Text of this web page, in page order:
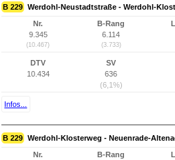
B 229 Werdohl-Neustadtstraße - Werdohl-
Nr.
9.345
(10.467)
B-Rang
6.114
(3.733)
DTV
10.434
SV
636
(6,1%)
Infos...
B 229 Werdohl-Klosterweg - Neuenrade-
Nr.
B-Rang